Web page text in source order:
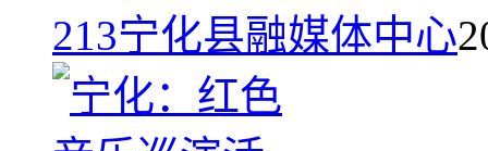
213宁化县融媒体中心